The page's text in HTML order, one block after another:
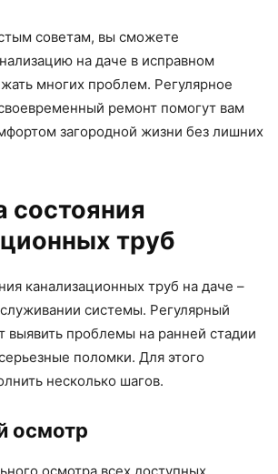
советам, вы сможете
на даче в исправном
многих проблем. Регулярное
ремонт помогут вам
загородной жизни без лишних
состояния
труб
канализационных труб на даче –
системы. Регулярный
выявить проблемы на ранней стадии
поломки. Для этого
несколько шагов.
осмотр